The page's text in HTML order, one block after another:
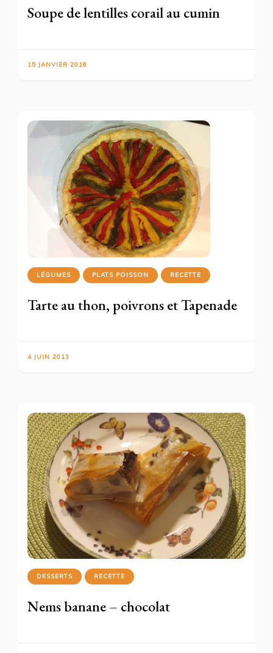
Soupe de lentilles corail au cumin
15 JANVIER 2016
LÉGUMES PLATS POISSON RECETTE
Tarte au thon, poivrons et Tapenade
4 JUIN 2013
DESSERTS RECETTE
Nems banane – chocolat